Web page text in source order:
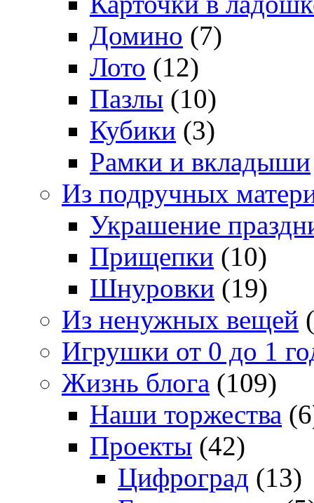
Домино (7)
Лото (12)
Пазлы (10)
Кубики (3)
Рамки и вкладыши
Из подручных
Украшение
Прищепки (10)
Шнуровки (19)
Из ненужных вещей
Игрушки от 0 до 1
Жизнь блога (109)
Наши торжества
Проекты (42)
Цифроград (13)